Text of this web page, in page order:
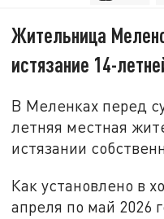
Жительница
истязание 14-
В Меленках перед
летняя местная
истязании
Как установлено в
апреля по май 2026